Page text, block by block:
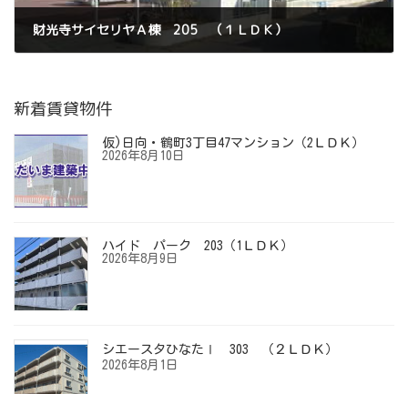
財光寺サイセリヤＡ棟 205 （１ＬＤＫ）
2025年6月14日
新着賃貸物件
仮)日向・鶴町3丁目47マンション（2ＬＤＫ）
2026年8月10日
ハイド パーク 203（1ＬＤＫ）
2026年8月9日
シエースタひなたⅠ 303 （２ＬＤＫ）
2026年8月1日